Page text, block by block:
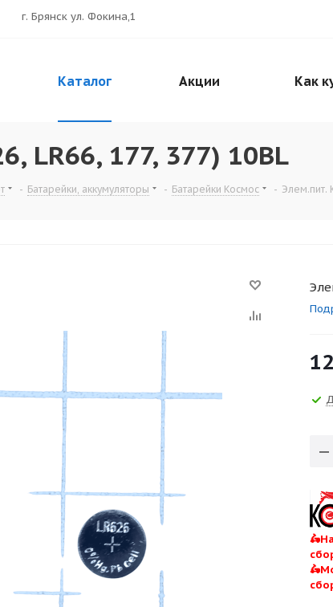
г. Брянск ул. Фокина,1
Каталог Акции Как
LR66, 177, 377) 10BL
- Батарейки, аккумуляторы - Батарейки Космос - Элем.пит.
12